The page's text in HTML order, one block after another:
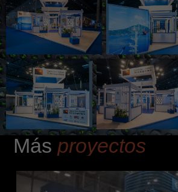
Más proyectos